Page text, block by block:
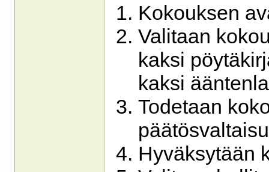
Kokouksen
Valitaan
kaksi
kaksi
Todetaan
Hyväksytään